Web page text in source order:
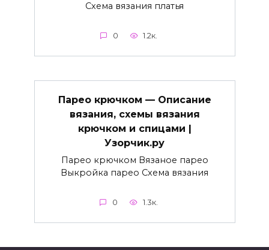
Схема вязания платья
0 1.2к.
Парео крючком — Описание
вязания, схемы вязания
крючком и спицами |
Узорчик.ру
Парео крючком Вязаное парео
Выкройка парео Схема вязания
0 1.3к.